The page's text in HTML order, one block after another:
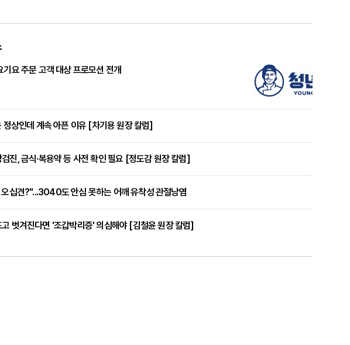
기요 주문 고객 대상 프로모션 전개
정상인데 계속 아픈 이유 [차기용 원장 칼럼]
진, 금식·복용약 등 사전 확인 필요 [정도감 원장 칼럼]
십견?"...3040도 안심 못하는 어깨 유착성 관절낭염
벗겨진다면 '조갑박리증' 의심해야 [김철윤 원장 칼럼]